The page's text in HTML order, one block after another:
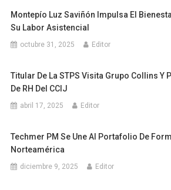
Montepío Luz Saviñón Impulsa El
Su Labor Asistencial
octubre 31, 2025 Editor
Titular De La STPS Visita Grupo Collins Y
De RH Del CCIJ
abril 17, 2025 Editor
Techmer PM Se Une Al Portafolio De
Norteamérica
diciembre 9, 2025 Editor